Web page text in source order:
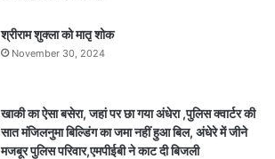
श्रीराम शुक्ला को मातृ शोक
November 30, 2024
खाकी का ऐसा बसेरा, जहां पर छा गया अंधेरा ,पुलिस क्वार्टर की
सात मंजिलनुमा बिल्डिंग का जमा नहीं हुआ बिल, अंधेरे में जीने
मजबूर पुलिस परिवार,एमपीईबी ने काट दी बिजली